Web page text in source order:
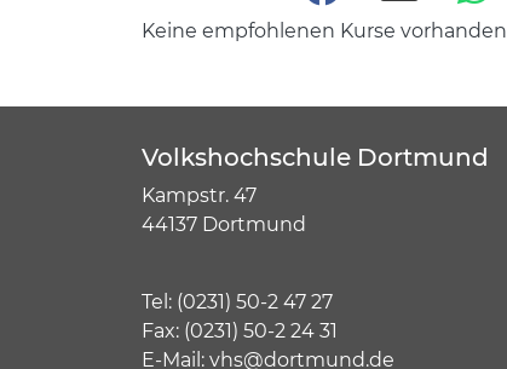
Keine empfohlenen Kurse vorhanden
Volkshochschule Dortmund
Kampstr. 47
44137 Dortmund
Tel: (0231) 50-2 47 27
Fax: (0231) 50-2 24 31
E-Mail: vhs@dortmund.de